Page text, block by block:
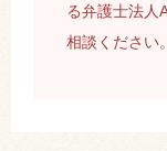
る弁護士法人
相談ください。